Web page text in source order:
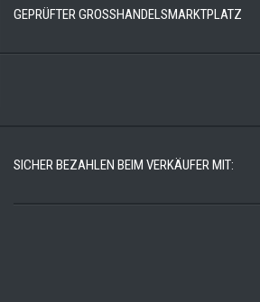
GEPRÜFTER GROSSHANDELSMARKTPLATZ
SICHER BEZAHLEN BEIM VERKÄUFER MIT: